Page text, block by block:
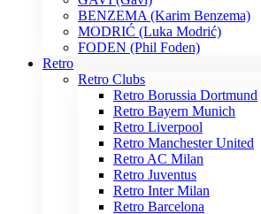
BENZEMA (Karim Benzema)
MODRIĆ (Luka Modrić)
FODEN (Phil Foden)
Retro
Retro Clubs
Retro Borussia Dortmund
Retro Bayern Munich
Retro Liverpool
Retro Manchester United
Retro AC Milan
Retro Juventus
Retro Inter Milan
Retro Barcelona